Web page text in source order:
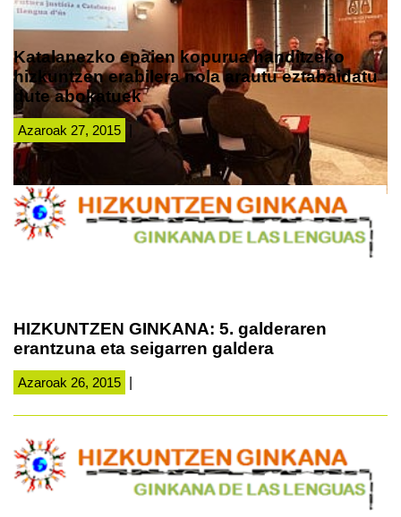
Katalanezko epaien kopurua handitzeko
hizkuntzen erabilera nola arautu eztabaidatu
dute abokatuek
Azaroak 27, 2015
HIZKUNTZEN GINKANA: 5. galderaren
erantzuna eta seigarren galdera
Azaroak 26, 2015